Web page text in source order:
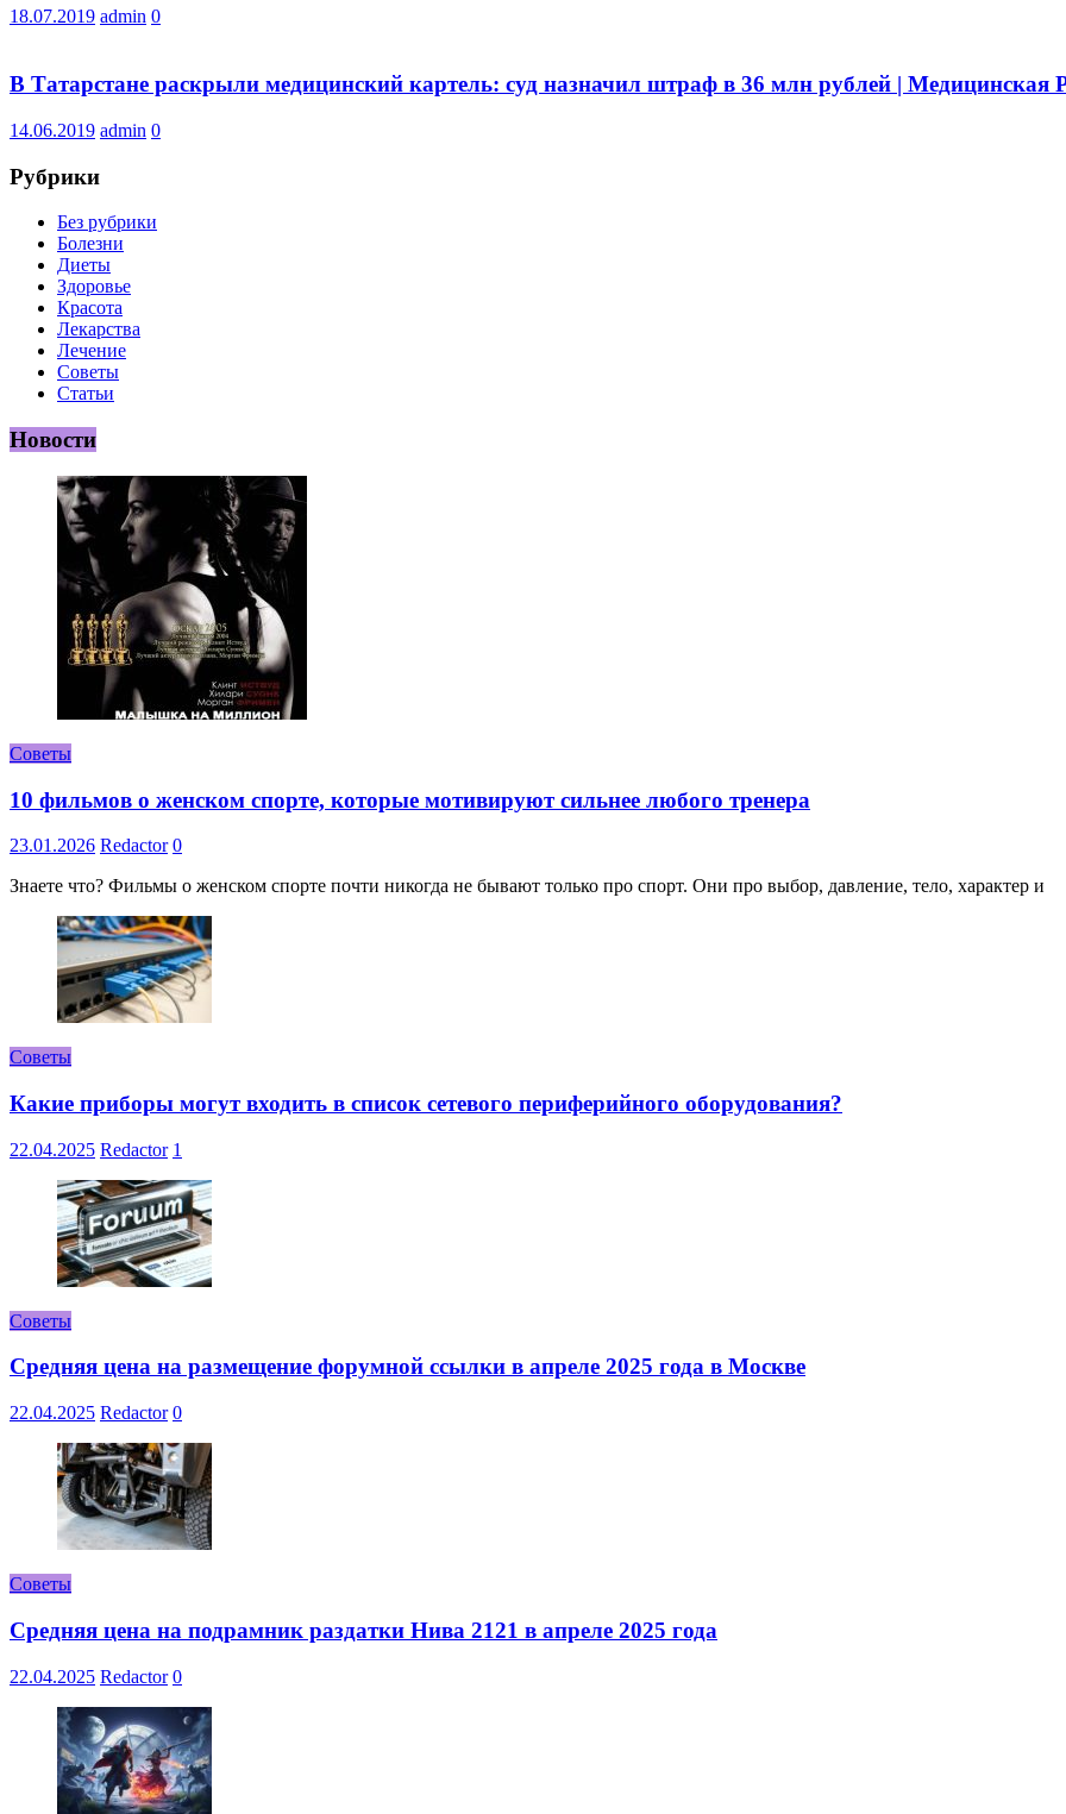
18.07.2019 admin 0
В Татарстане раскрыли медицинский картель: суд назначил штраф в 36 млн рублей | Медицинская
14.06.2019 admin 0
Рубрики
Без рубрики
Болезни
Диеты
Здоровье
Красота
Лекарства
Лечение
Советы
Статьи
Новости
Советы
10 фильмов о женском спорте, которые мотивируют сильнее любого тренера
23.01.2026 Redactor 0
Знаете что? Фильмы о женском спорте почти никогда не бывают только про спорт. Они про выбор, давление, тело, характер и
Советы
Какие приборы могут входить в список сетевого периферийного оборудования?
22.04.2025 Redactor 1
Советы
Средняя цена на размещение форумной ссылки в апреле 2025 года в Москве
22.04.2025 Redactor 0
Советы
Средняя цена на подрамник раздатки Нива 2121 в апреле 2025 года
22.04.2025 Redactor 0